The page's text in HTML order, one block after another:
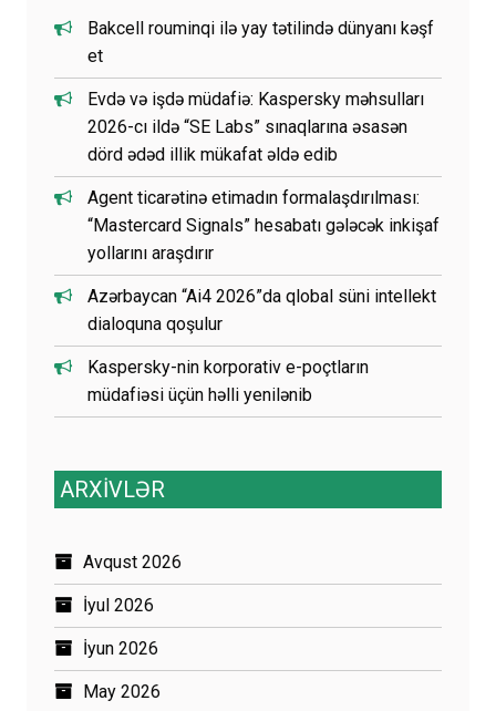
Bakcell rouminqi ilə yay tətilində dünyanı kəşf
et
Evdə və işdə müdafiə: Kaspersky məhsulları
2026-cı ildə “SE Labs” sınaqlarına əsasən
dörd ədəd illik mükafat əldə edib
Agent ticarətinə etimadın formalaşdırılması:
“Mastercard Signals” hesabatı gələcək inkişaf
yollarını araşdırır
Azərbaycan “Ai4 2026”da qlobal süni intellekt
dialoquna qoşulur
Kaspersky-nin korporativ e-poçtların
müdafiəsi üçün həlli yenilənib
ARXİVLƏR
Avqust 2026
İyul 2026
İyun 2026
May 2026